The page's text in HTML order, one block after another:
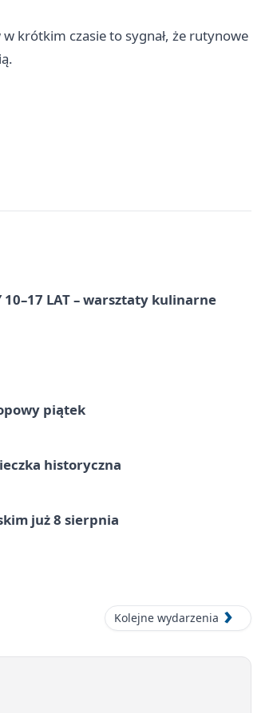
krótkim czasie to sygnał, że rutynowe
10–17 LAT – warsztaty kulinarne
piątek
historyczna
już 8 sierpnia
Kolejne wydarzenia